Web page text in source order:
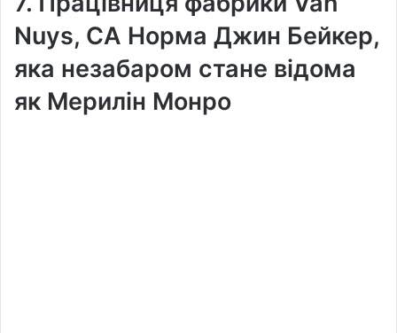
Nuys, CA Норма Джин Бейкер,
яка незабаром стане відома
як Мерилін Монро